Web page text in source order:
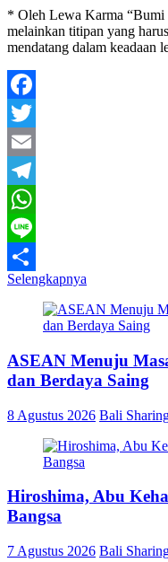
* Oleh Lewa Karma “Bumi
melainkan titipan yang
mendatang dalam keadaan
Facebook
Twitter
Email
Telegram
WhatsApp
Line
Share
Selengkapnya
ASEAN Menuju
dan Berdaya Saing
8 Agustus 2026 Bali
Hiroshima, Abu
Bangsa
7 Agustus 2026 Bali